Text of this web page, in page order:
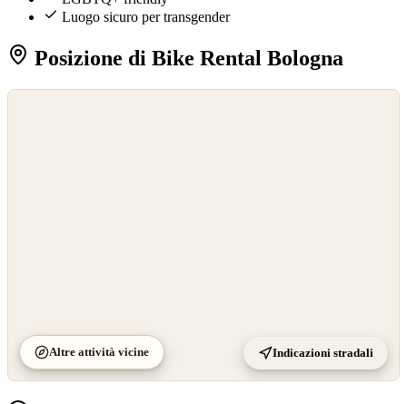
Luogo sicuro per transgender
Posizione di Bike Rental Bologna
Altre attività vicine Indicazioni stradali